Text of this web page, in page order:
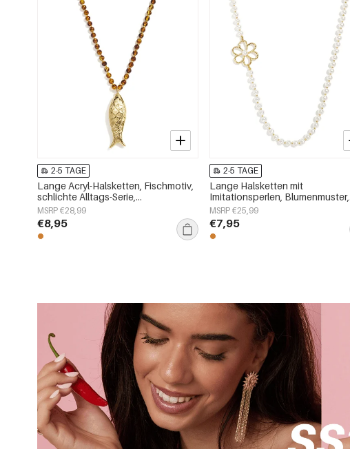
2-5 TAGE
Lange Acryl-Halsketten, Fischmotiv,
schlichte Alltags-Serie,
Damenschmuck
MSRP €28,99
€8,95
2-5 TAGE
Lange Halsketten mit
Imitationsperlen, Blumenmuster,
schlichte und elegante
Damenschmuckserie
MSRP €25,99
€7,95